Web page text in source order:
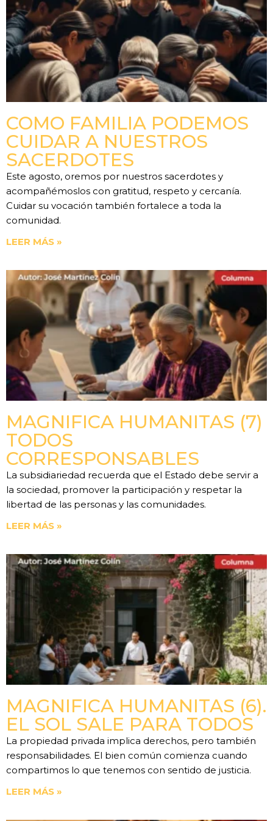
COMO FAMILIA PODEMOS
CUIDAR A NUESTROS
SACERDOTES
Este agosto, oremos por nuestros sacerdotes y
acompañémoslos con gratitud, respeto y cercanía.
Cuidar su vocación también fortalece a toda la
comunidad.
LEER MÁS »
MAGNIFICA HUMANITAS (7)
TODOS
CORRESPONSABLES
La subsidiariedad recuerda que el Estado debe servir a
la sociedad, promover la participación y respetar la
libertad de las personas y las comunidades.
LEER MÁS »
MAGNIFICA HUMANITAS (6).
EL SOL SALE PARA TODOS
La propiedad privada implica derechos, pero también
responsabilidades. El bien común comienza cuando
compartimos lo que tenemos con sentido de justicia.
LEER MÁS »